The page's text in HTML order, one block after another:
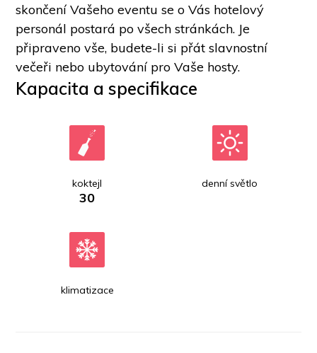
skončení Vašeho eventu se o Vás hotelový
personál postará po všech stránkách. Je
připraveno vše, budete-li si přát slavnostní
večeři nebo ubytování pro Vaše hosty.
Kapacita a specifikace
koktejl
30
denní světlo
klimatizace